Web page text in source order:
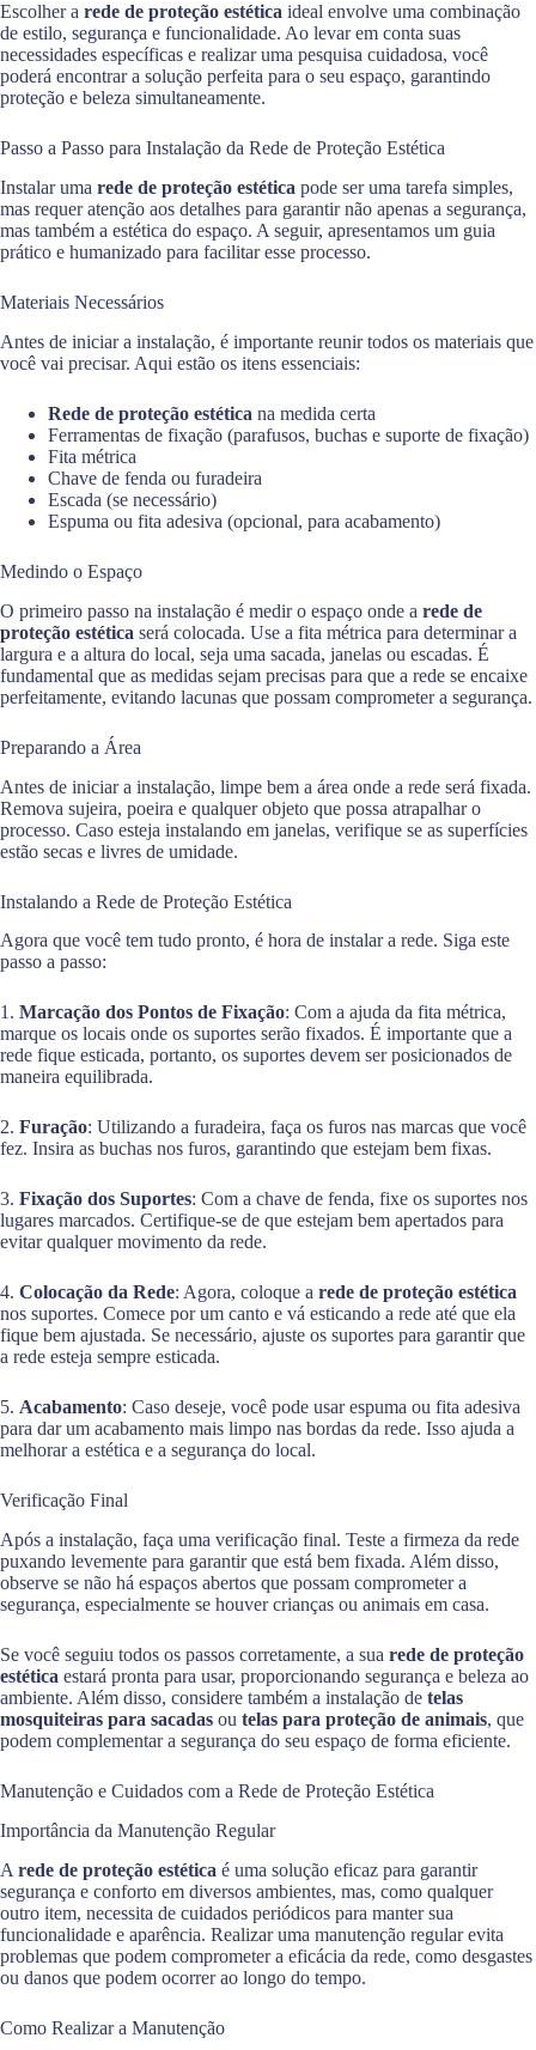
Escolher a rede de proteção estética ideal envolve uma combinação
de estilo, segurança e funcionalidade. Ao levar em conta suas
necessidades específicas e realizar uma pesquisa cuidadosa, você
poderá encontrar a solução perfeita para o seu espaço, garantindo
proteção e beleza simultaneamente.
Passo a Passo para Instalação da Rede de Proteção Estética
Instalar uma rede de proteção estética pode ser uma tarefa simples,
mas requer atenção aos detalhes para garantir não apenas a segurança,
mas também a estética do espaço. A seguir, apresentamos um guia
prático e humanizado para facilitar esse processo.
Materiais Necessários
Antes de iniciar a instalação, é importante reunir todos os materiais que
você vai precisar. Aqui estão os itens essenciais:
Rede de proteção estética na medida certa
Ferramentas de fixação (parafusos, buchas e suporte de fixação)
Fita métrica
Chave de fenda ou furadeira
Escada (se necessário)
Espuma ou fita adesiva (opcional, para acabamento)
Medindo o Espaço
O primeiro passo na instalação é medir o espaço onde a rede de
proteção estética será colocada. Use a fita métrica para determinar a
largura e a altura do local, seja uma sacada, janelas ou escadas. É
fundamental que as medidas sejam precisas para que a rede se encaixe
perfeitamente, evitando lacunas que possam comprometer a segurança.
Preparando a Área
Antes de iniciar a instalação, limpe bem a área onde a rede será fixada.
Remova sujeira, poeira e qualquer objeto que possa atrapalhar o
processo. Caso esteja instalando em janelas, verifique se as superfícies
estão secas e livres de umidade.
Instalando a Rede de Proteção Estética
Agora que você tem tudo pronto, é hora de instalar a rede. Siga este
passo a passo:
1. Marcação dos Pontos de Fixação: Com a ajuda da fita métrica,
marque os locais onde os suportes serão fixados. É importante que a
rede fique esticada, portanto, os suportes devem ser posicionados de
maneira equilibrada.
2. Furação: Utilizando a furadeira, faça os furos nas marcas que você
fez. Insira as buchas nos furos, garantindo que estejam bem fixas.
3. Fixação dos Suportes: Com a chave de fenda, fixe os suportes nos
lugares marcados. Certifique-se de que estejam bem apertados para
evitar qualquer movimento da rede.
4. Colocação da Rede: Agora, coloque a rede de proteção estética
nos suportes. Comece por um canto e vá esticando a rede até que ela
fique bem ajustada. Se necessário, ajuste os suportes para garantir que
a rede esteja sempre esticada.
5. Acabamento: Caso deseje, você pode usar espuma ou fita adesiva
para dar um acabamento mais limpo nas bordas da rede. Isso ajuda a
melhorar a estética e a segurança do local.
Verificação Final
Após a instalação, faça uma verificação final. Teste a firmeza da rede
puxando levemente para garantir que está bem fixada. Além disso,
observe se não há espaços abertos que possam comprometer a
segurança, especialmente se houver crianças ou animais em casa.
Se você seguiu todos os passos corretamente, a sua rede de proteção
estética estará pronta para usar, proporcionando segurança e beleza ao
ambiente. Além disso, considere também a instalação de telas
mosquiteiras para sacadas ou telas para proteção de animais, que
podem complementar a segurança do seu espaço de forma eficiente.
Manutenção e Cuidados com a Rede de Proteção Estética
Importância da Manutenção Regular
A rede de proteção estética é uma solução eficaz para garantir
segurança e conforto em diversos ambientes, mas, como qualquer
outro item, necessita de cuidados periódicos para manter sua
funcionalidade e aparência. Realizar uma manutenção regular evita
problemas que podem comprometer a eficácia da rede, como desgastes
ou danos que podem ocorrer ao longo do tempo.
Como Realizar a Manutenção